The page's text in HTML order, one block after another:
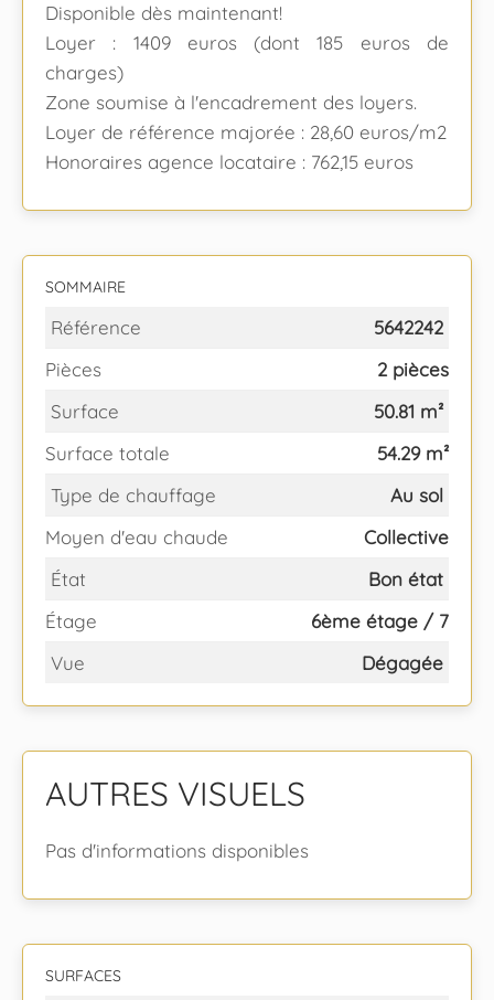
Disponible dès maintenant!
Loyer : 1409 euros (dont 185 euros de
charges)
Zone soumise à l'encadrement des loyers.
Loyer de référence majorée : 28,60 euros/m2
Honoraires agence locataire : 762,15 euros
SOMMAIRE
Référence
5642242
Pièces
2 pièces
Surface
50.81 m²
Surface totale
54.29 m²
Type de chauffage
Au sol
Moyen d'eau chaude
Collective
État
Bon état
Étage
6ème étage / 7
Vue
Dégagée
AUTRES VISUELS
Pas d'informations disponibles
SURFACES